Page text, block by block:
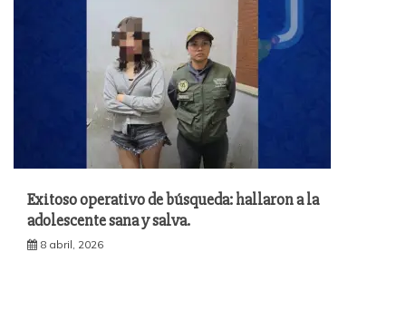
Exitoso operativo de búsqueda: hallaron a la
adolescente sana y salva.
8 abril, 2026